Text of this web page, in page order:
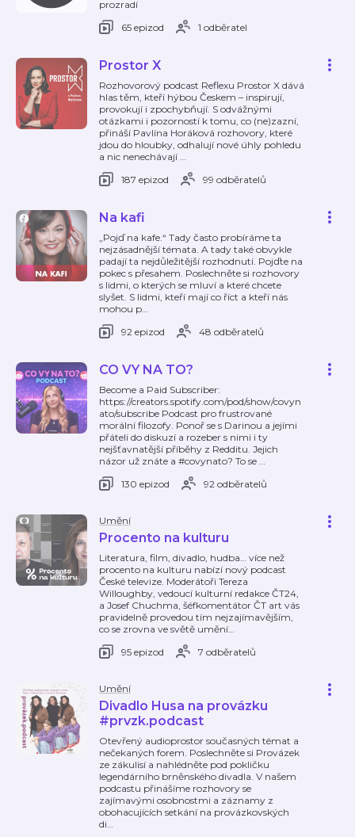
prozradí
65 epizod
1 odběratel
Prostor X
Rozhovorový podcast Reflexu Prostor X dává
hlas těm, kteří hýbou Českem – inspirují,
provokují i zpochybňují. S odvážnými
otázkami i pozorností k tomu, co (ne)zazní,
přináší Pavlína Horáková rozhovory, které
jdou do hloubky, odhalují nové úhly pohledu
a nic nenechávají …
187 epizod
99 odběratelů
Na kafi
„Pojď na kafe.“ Tady často probíráme ta
nejzásadnější témata. A tady také obvykle
padají ta nejdůležitější rozhodnutí. Pojďte na
pokec s přesahem. Poslechněte si rozhovory
s lidmi, o kterých se mluví a které chcete
slyšet. S lidmi, kteří mají co říct a kteří nás
mohou p…
92 epizod
48 odběratelů
CO VY NA TO?
Become a Paid Subscriber:
https://creators.spotify.com/pod/show/covyn
ato/subscribe Podcast pro frustrované
morální filozofy. Ponoř se s Darinou a jejími
přáteli do diskuzí a rozeber s nimi i ty
nejšťavnatější příběhy z Redditu. Jejich
názor už znáte a #covynato? To se …
130 epizod
92 odběratelů
Umění
Procento na kulturu
Literatura, film, divadlo, hudba… více než
procento na kulturu nabízí nový podcast
České televize. Moderátoři Tereza
Willoughby, vedoucí kulturní redakce ČT24,
a Josef Chuchma, šéfkomentátor ČT art vás
pravidelně provedou tím nejzajímavějším,
co se zrovna ve světě umění…
95 epizod
7 odběratelů
Umění
Divadlo Husa na provázku
#prvzk.podcast
Otevřený audioprostor současných témat a
nečekaných forem. Poslechněte si Provázek
ze zákulisí a nahlédněte pod pokličku
legendárního brněnského divadla. V našem
podcastu přinášíme rozhovory se
zajímavými osobnostmi a záznamy z
obohacujících setkání na provázkovských
di…